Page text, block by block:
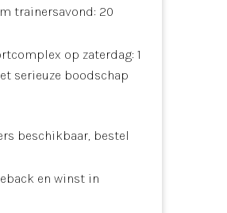
trainersavond: 20
op zaterdag: 1
serieuze boodschap
beschikbaar, bestel
en winst in